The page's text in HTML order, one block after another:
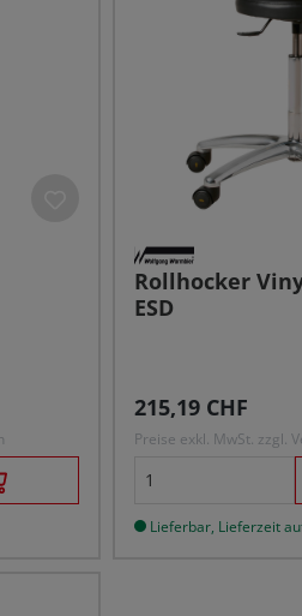
Rollhocker
ESD
Regulärer Preis:
215,19 CHF
Preise exkl. MwSt. zzgl.
Lieferbar, Lieferzeit